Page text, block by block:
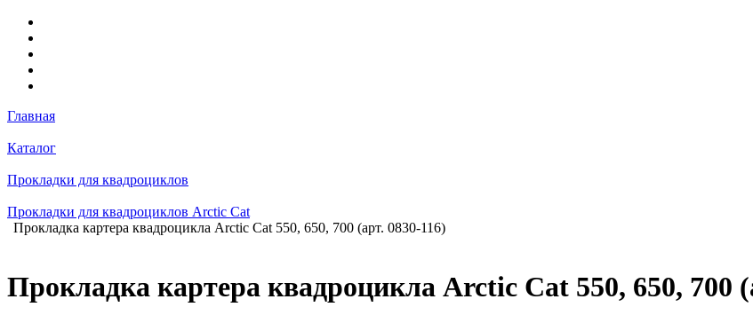
Главная
Каталог
Прокладки для квадроциклов
Прокладки для квадроциклов Arctic Cat
Прокладка картера квадроцикла Arctic Cat 550, 650, 700 (арт. 0830-116)
Прокладка картера квадроцикла Arctic Cat 550, 650, 700